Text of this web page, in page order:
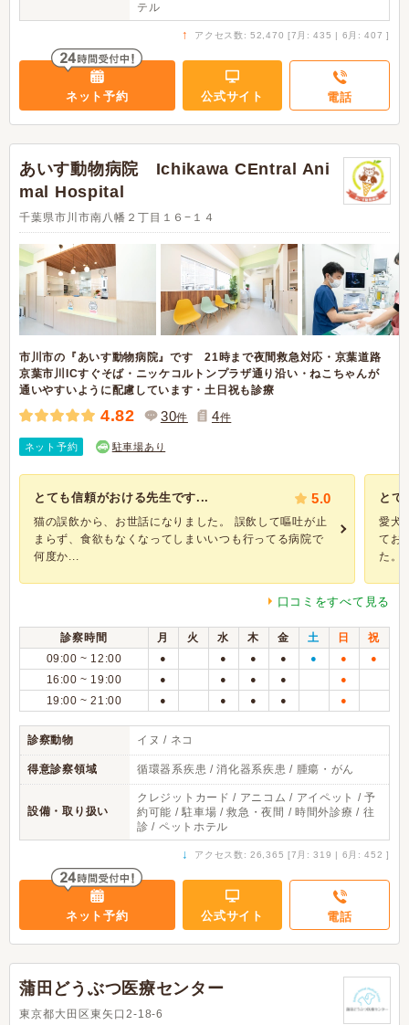
テル
↑ アクセス数: 52,470 [7月: 435 | 6月: 407 ]
ネット予約 公式サイト 電話
あいす動物病院 Ichikawa CEntral Ani
mal Hospital
千葉県市川市南八幡２丁目１６−１４
市川市の『あいす動物病院』です 21時まで夜間救急対応・京葉道路
京葉市川ICすぐそば・ニッケコルトンプラザ通り沿い・ねこちゃんが
通いやすいように配慮しています・土日祝も診療
4.82 30件 4件
ネット予約 駐車場あり
とても信頼がおける先生です... 5.0
猫の誤飲から、お世話になりました。 誤飲して嘔吐が止
まらず、食欲もなくなってしまいいつも行ってる病院で
何度か...
とて
愛犬
てお
た。
口コミをすべて見る
診察時間 月 火 水 木 金 土 日
祝
09:00 ~ 12:00
● ● ● ● ● ● ●
16:00 ~ 19:00 ● ● ● ● ●
19:00 ~ 21:00 ● ● ● ● ●
診察動物 イヌ / ネコ
得意診察領域 循環器系疾患 / 消化器系疾患 / 腫瘍・がん
設備・取り扱い
クレジットカード / アニコム / アイペット / 予
約可能 / 駐車場 / 救急・夜間 / 時間外診療 / 往
診 / ペットホテル
↓ アクセス数: 26,365 [7月: 319 | 6月: 452 ]
ネット予約 公式サイト 電話
蒲田どうぶつ医療センター
東京都大田区東矢口2-18-6